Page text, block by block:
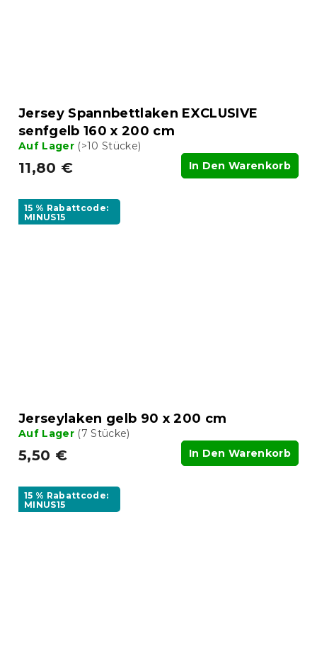
Jersey Spannbettlaken EXCLUSIVE
senfgelb 160 x 200 cm
Auf Lager (>10 Stücke)
11,80 € In Den Warenkorb
15 % Rabattcode:
MINUS15
Jerseylaken gelb 90 x 200 cm
Auf Lager (7 Stücke)
5,50 € In Den Warenkorb
15 % Rabattcode:
MINUS15